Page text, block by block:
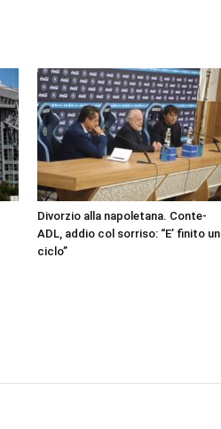
Divorzio alla napoletana. Conte-
ADL, addio col sorriso: “E’ finito un
ciclo”